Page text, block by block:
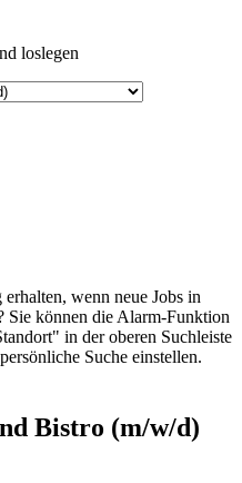
loslegen
wenn neue Jobs in
Sie können die Alarm-Funktion
in der oberen Suchleiste
Suche einstellen.
Bistro (m/w/d)